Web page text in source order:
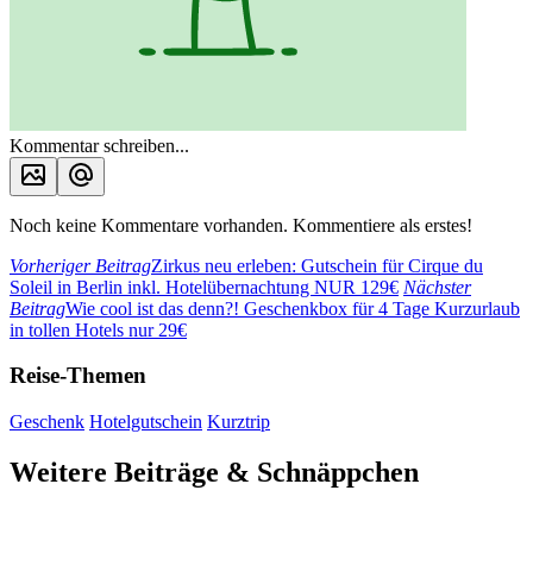
Kommentar schreiben...
Noch keine Kommentare vorhanden. Kommentiere als erstes!
Vorheriger BeitragZirkus neu erleben: Gutschein für Cirque du
Soleil in Berlin inkl. Hotelübernachtung NUR 129€ Nächster
BeitragWie cool ist das denn?! Geschenkbox für 4 Tage Kurzurlaub
in tollen Hotels nur 29€
Reise-Themen
Geschenk Hotelgutschein Kurztrip
Weitere Beiträge & Schnäppchen